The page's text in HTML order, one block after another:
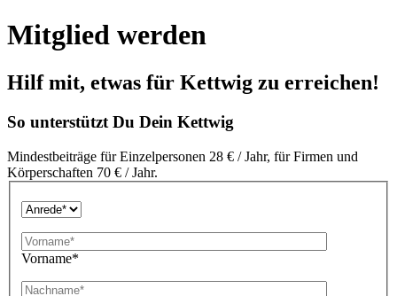
Mitglied werden
Hilf mit, etwas für Kettwig zu erreichen!
So unterstützt Du Dein Kettwig
Mindestbeiträge für Einzelpersonen 28 € / Jahr, für Firmen und
Körperschaften 70 € / Jahr.
Vorname*